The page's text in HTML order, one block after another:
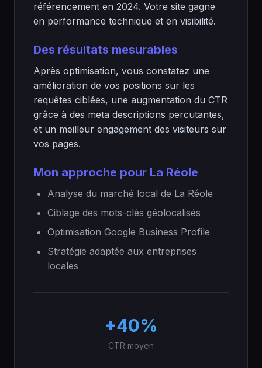
référencement en 2024. Votre site gagne
en performance technique et en visibilité.
Des résultats mesurables
Après optimisation, vous constatez une
amélioration de vos positions sur les
requêtes ciblées, une augmentation du CTR
grâce à des meta descriptions percutantes,
et un meilleur engagement des visiteurs sur
vos pages.
Mon approche pour La Réole
Analyse du marché local de La Réole
Ciblage des mots-clés géolocalisés
Optimisation Google Business Profile
Stratégie adaptée aux entreprises
locales
+40%
CTR moyen